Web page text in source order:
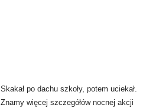
Skakał po dachu szkoły, potem uciekał.
Znamy więcej szczegółów nocnej akcji